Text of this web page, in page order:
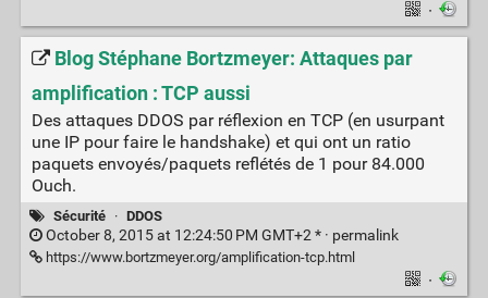
·
Blog Stéphane Bortzmeyer: Attaques par
amplification : TCP aussi
Des attaques DDOS par réflexion en TCP (en usurpant
une IP pour faire le handshake) et qui ont un ratio
paquets envoyés/paquets reflétés de 1 pour 84.000
Ouch.
Sécurité · DDOS
October 8, 2015 at 12:24:50 PM GMT+2 * · permalink
https://www.bortzmeyer.org/amplification-tcp.html
·